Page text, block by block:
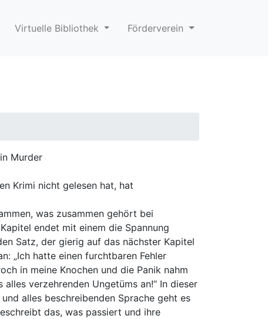
Virtuelle Bibliothek Förderverein
Murder
Krimi nicht gelesen hat, hat
was zusammen gehört bei
endet mit einem die Spannung
Satz, der gierig auf das nächster Kapitel
„Ich hatte einen furchtbaren Fehler
in meine Knochen und die Panik nahm
verzehrenden Ungetüms an!“ In dieser
alles beschreibenden Sprache geht es
das, was passiert und ihre